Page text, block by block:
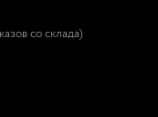
со склада)